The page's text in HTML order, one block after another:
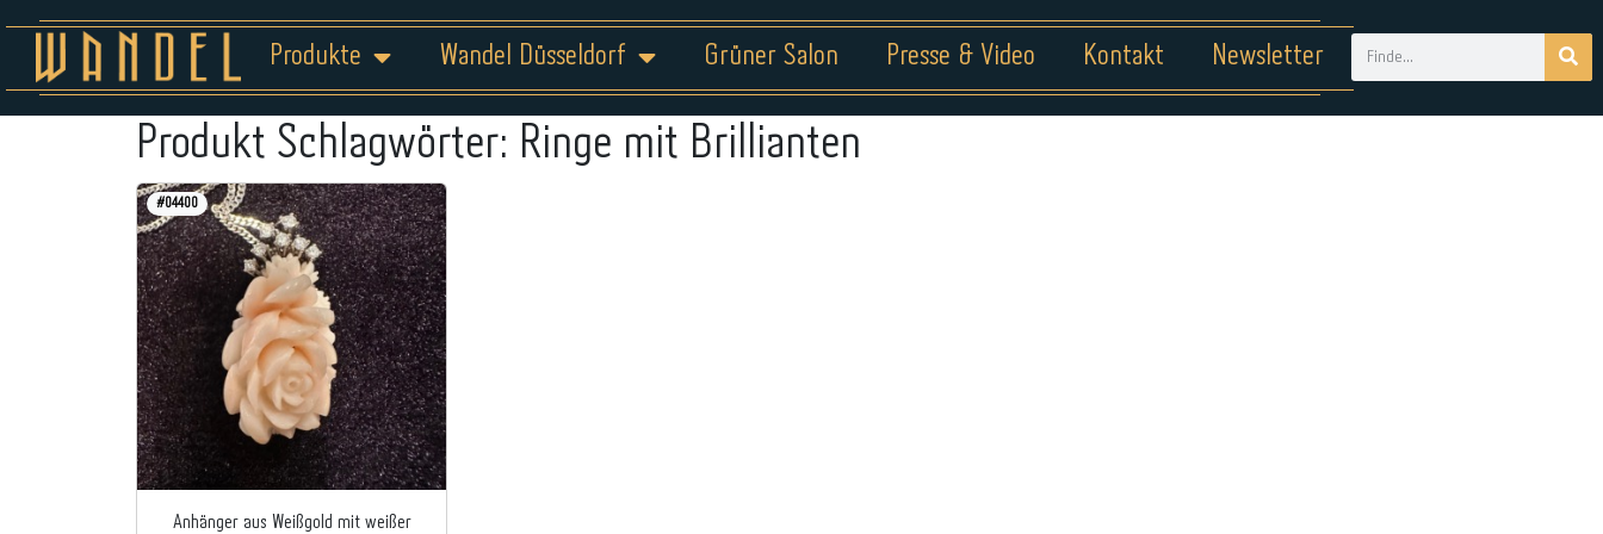
Produkte Wandel Düsseldorf Grüner Salon Presse & Video Kontakt Newsletter
Produkt Schlagwörter: Ringe mit Brillianten
#04400
Anhänger aus Weißgold mit weißer